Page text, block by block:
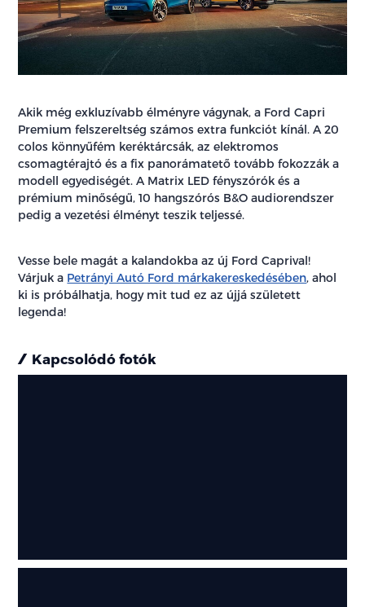
Akik még exkluzívabb élményre vágynak, a Ford Capri
Premium felszereltség számos extra funkciót kínál. A 20
colos könnyűfém keréktárcsák, az elektromos
csomagtérajtó és a fix panorámatető tovább fokozzák a
modell egyediségét. A Matrix LED fényszórók és a
prémium minőségű, 10 hangszórós B&O audiorendszer
pedig a vezetési élményt teszik teljessé.
Vesse bele magát a kalandokba az új Ford Caprival!
Várjuk a Petrányi Autó Ford márkakereskedésében, ahol
ki is próbálhatja, hogy mit tud ez az újjá született
legenda!
Kapcsolódó fotók